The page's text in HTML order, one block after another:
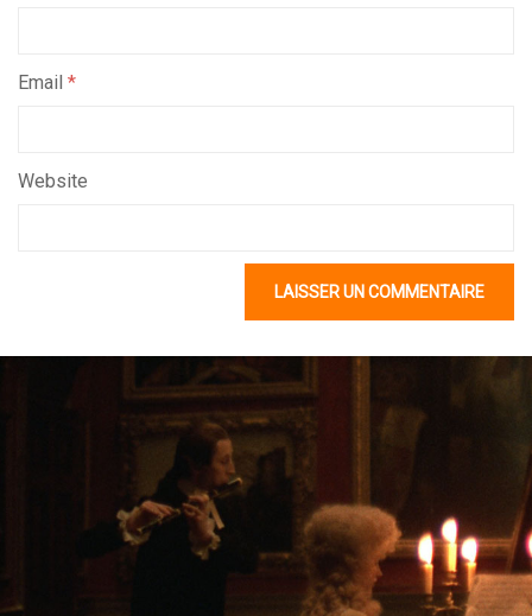
Email *
Website